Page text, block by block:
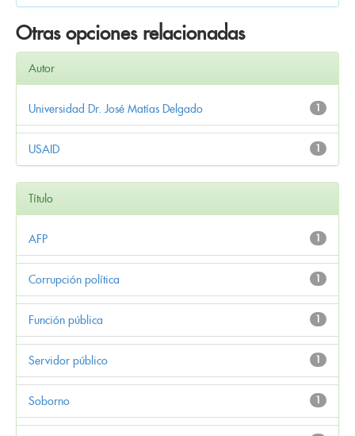
Otras opciones relacionadas
Autor
1
Universidad Dr. José Matías Delgado
1
USAID
Título
1
AFP
1
Corrupción política
1
Función pública
1
Servidor público
1
Soborno